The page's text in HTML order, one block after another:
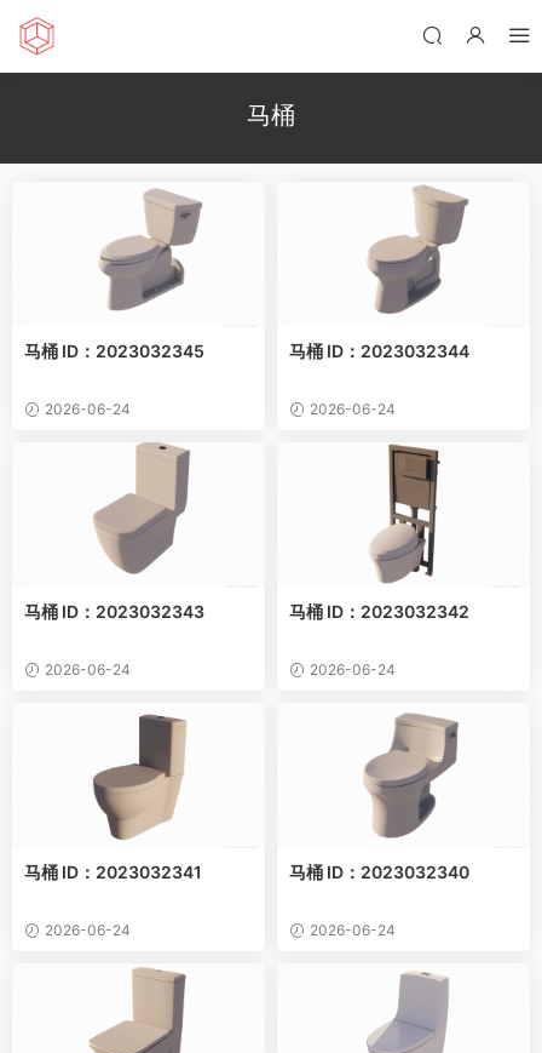
马桶
马桶 ID：2023032345
2026-06-24
马桶 ID：2023032344
2026-06-24
马桶 ID：2023032343
2026-06-24
马桶 ID：2023032342
2026-06-24
马桶 ID：2023032341
2026-06-24
马桶 ID：2023032340
2026-06-24